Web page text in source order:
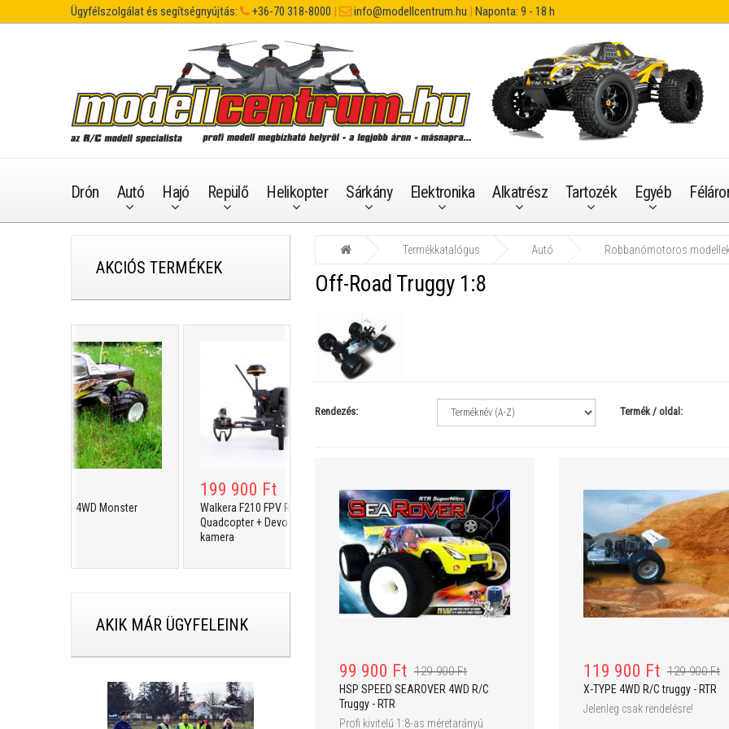
Ügyfélszolgálat és segítségnyújtás: +36-70 318-8000 | info@modellcentrum.hu | Naponta: 9 - 18 h
Drón Autó Hajó Repülő Helikopter Sárkány Elektronika Alkatrész Tartozék Egyéb
Termékkatalógus Autó Robbanómotoros
Off-Road Truggy 1:8
Rendezés: Termék / oldal:
99 900 Ft 129 900 Ft
HSP SPEED SEAROVER 4WD R/C
Truggy - RTR
Profi kivitelű 1:8-as méretarányú
119 900 Ft 129 900 Ft
X-TYPE 4WD R/C truggy - RTR
Jelenleg csak rendelésre!
AKCIÓS TERMÉKEK
1:10 4WD Monster
199 900 Ft
Walkera F210 FPV Racing
Quadcopter + Devo 7 + Éjjellátó Sony
kamera
64 900 Ft 74 900 Ft
PIONEER XST Li-Po V2 PRO 1:10 4WD
Truggy - RTR
279 900 Ft 299 900
Walkera QR X350 PRO GPS
Quadcopter - RTF4 v2.0 -
G-2D + iLook+ Full HD
AKIK MÁR ÜGYFELEINK